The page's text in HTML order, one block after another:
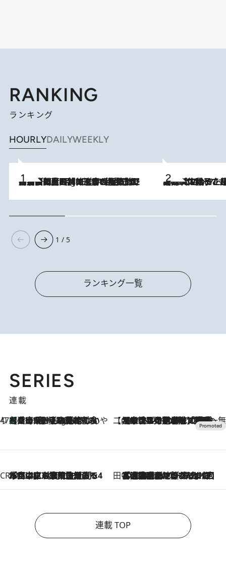
RANKING
ランキング
HOURLYDAILYWEEKLY
11 Hours Ago
「最後に見られてよかった」上野動物園の東園パンダ舎が解体前に特別公開。8月16日まで延長されたパネル展と共に辿る“半世紀”のパンダ飼育《解体工事の図面あり》 2026.8.5
【阿川佐和子さんの年とる力】なぜ70代で始めた趣味は“こんなに楽しい”のか？ ピアノ、俳句…スランプに陥っても続けられる“ある秘訣”とは
1 / 5
ランキング一覧
SERIES
連載
47都道府県の手みやげ ひんやりスイーツで夏を満喫
11 Hours Ago
【兵庫県】この夏絶対食べたい 冷やしておいしいおやつ3選 淡路島の恵みをジェラートに集約 【CREA×星野リゾート】唯一無二。癒しと発見が待つ場所へ
2026.8.7
【トンボの足水浴】ヒノキの香りに包まれて涼感マックス！約13℃の湧水かけ流しを避暑地「星野温泉 トンボの湯」で体験
CREA'S CHOICE
2026.8.7
「立川にも歌舞伎があるんだよ」 片岡仁左衛門・市川中車ら豪華座組みで4年目の立川立飛歌舞伎へ 田中稲の勝手に再ブーム
2026.8.7
「湘南乃風に憧れて」観客大盛上がりの“タオル回し”に、ラッパー顔負けの高速歌唱まで…さだまさし（74）のアグレッシブすぎる現在地
連載 TOP